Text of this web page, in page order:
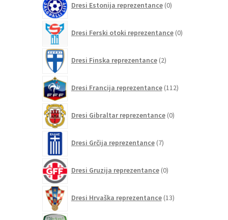
Dresi Estonija reprezentance 0izdelkov
Dresi Ferski otoki reprezentance 0izdelkov
Dresi Finska reprezentance 2izdelka
Dresi Francija reprezentance 112izdelkov
Dresi Gibraltar reprezentance 0izdelkov
Dresi Grčija reprezentance 7izdelkov
Dresi Gruzija reprezentance 0izdelkov
Dresi Hrvaška reprezentance 13izdelkov